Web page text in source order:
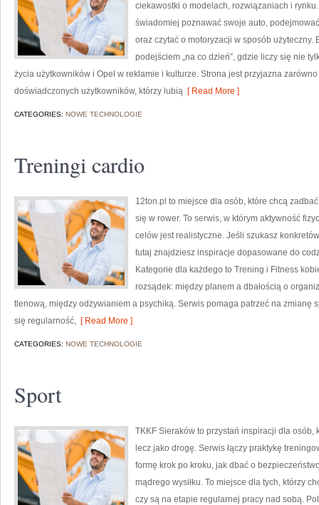
ciekawostki o modelach, rozwiązaniach i
świadomiej poznawać swoje auto,
oraz czytać o motoryzacji w sposób
podejściem „na co dzień”, gdzie liczy się nie
życia użytkowników i Opel w reklamie i kulturze. Strona jest przyjazna
doświadczonych użytkowników, którzy lubią [ Read More ]
CATEGORIES: NOWE TECHNOLOGIE
Treningi cardio
12ton.pl to miejsce dla osób, które chcą
się w rower. To serwis, w którym aktywność
celów jest realistyczne. Jeśli szukasz
tutaj znajdziesz inspiracje dopasowane do
Kategorie dla każdego to Trening i Fitness
rozsądek: między planem a dbałością o
tlenową, między odżywianiem a psychiką. Serwis pomaga patrzeć na zmianę
się regularność, [ Read More ]
CATEGORIES: NOWE TECHNOLOGIE
Sport
TKKF Sieraków to przystań inspiracji dla
lecz jako drogę. Serwis łączy praktykę
formę krok po kroku, jak dbać o
mądrego wysiłku. To miejsce dla tych, którzy
czy są na etapie regularnej pracy nad sobą.